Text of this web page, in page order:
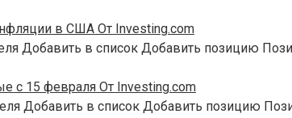
в США От Investing.com
Добавить в список Добавить позицию
с 15 февраля От Investing.com
Добавить в список Добавить позицию